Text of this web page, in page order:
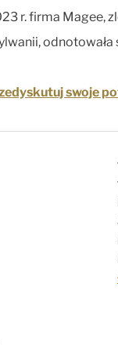
r. firma Magee,
swoje